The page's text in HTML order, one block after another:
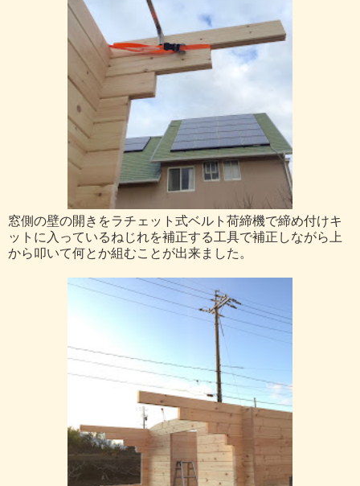
窓側の壁の開きをラチェット式ベルト荷締機で締め付けキ
ットに入っているねじれを補正する工具で補正しながら上
から叩いて何とか組むことが出来ました。